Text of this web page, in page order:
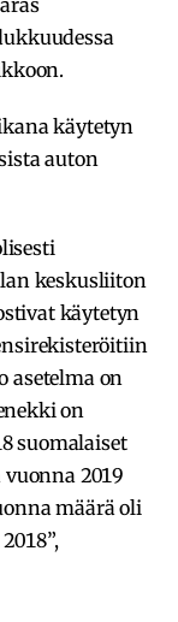
käytetyn
auton
keskusliiton
käytetyn
asetelma on
on
suomalaiset
2019
määrä oli